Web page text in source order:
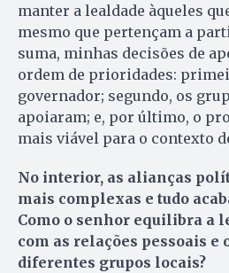
manter a lealdade àqueles
mesmo que pertençam a
suma, minhas decisões de
ordem de prioridades:
governador; segundo, os
apoiaram; e, por último, o
mais viável para o contexto
No interior, as alianças
mais complexas e tudo
Como o senhor equilibra a
com as relações pessoais e
diferentes grupos locais?